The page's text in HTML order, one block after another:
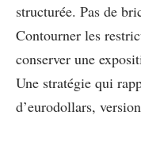
structurée. Pas de
Contourner les
conserver une
Une stratégie qui
d’eurodollars,